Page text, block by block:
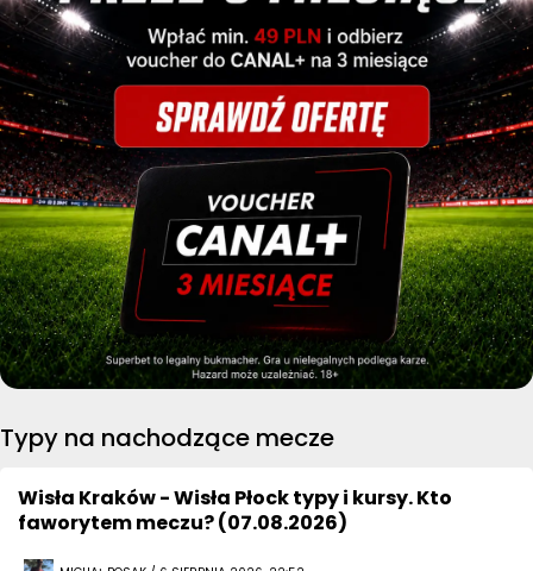
Typy na nachodzące mecze
Wisła Kraków - Wisła Płock typy i kursy. Kto
faworytem meczu? (07.08.2026)